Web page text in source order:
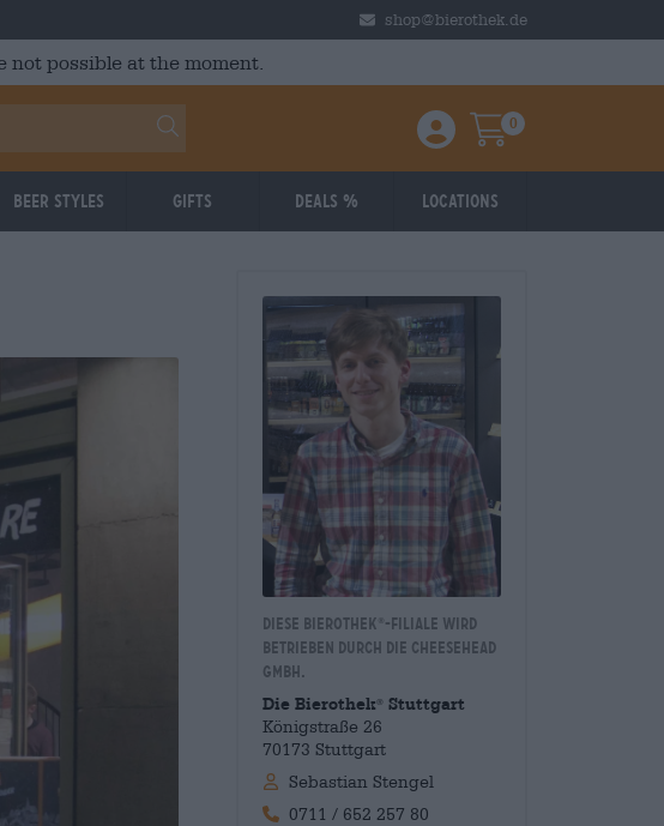
shop@bierothek.de
not possible at the moment.
Einloggen / Anmelden
Warenkorb
0
Beer Styles Gifts Deals % Locations
Diese Bierothek ® -Filiale wird
betrieben durch die Cheesehead
GmbH.
Die Bierothek ®
Stuttgart
Königstraße 26
70173 Stuttgart
Sebastian Stengel
0711 / 652 257 80